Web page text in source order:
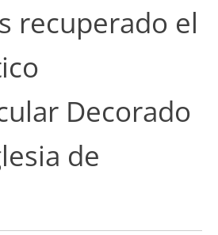
recuperado el
Decorado
de